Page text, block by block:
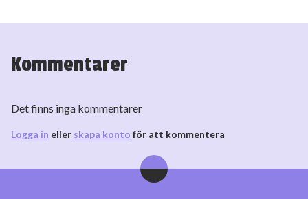
Kommentarer
Det finns inga kommentarer
Logga in eller skapa konto för att kommentera